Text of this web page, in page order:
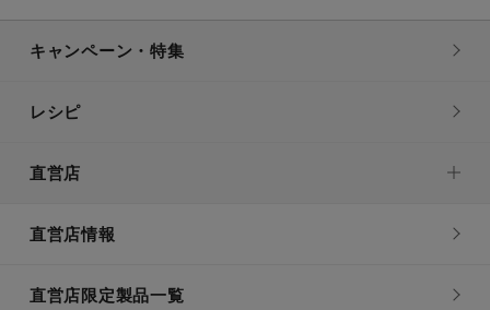
キャンペーン・特集
レシピ
直営店
直営店情報
直営店限定製品一覧